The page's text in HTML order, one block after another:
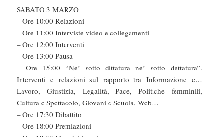
SABATO 3 MARZO
– Ore 10:00 Relazioni
– Ore 11:00 Interviste video e collegamenti
– Ore 12:00 Interventi
– Ore 13:00 Pausa
– Ore 15:00 “Ne’ sotto dittatura ne’ sotto dettatura”.
Interventi e relazioni sul rapporto tra Informazione e…
Lavoro, Giustizia, Legalità, Pace, Politiche femminili,
Cultura e Spettacolo, Giovani e Scuola, Web…
– Ore 17:30 Dibattito
– Ore 18:00 Premiazioni